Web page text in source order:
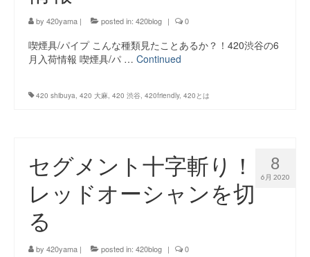
by 420yama | posted in: 420blog | 0
喫煙具/パイプ こんな種類見たことあるか？！420渋谷の6
月入荷情報 喫煙具/パ … Continued
420 shibuya, 420 大麻, 420 渋谷, 420friendly, 420とは
8
6月 2020
セグメント十字斬り！
レッドオーシャンを切
る
by 420yama | posted in: 420blog | 0